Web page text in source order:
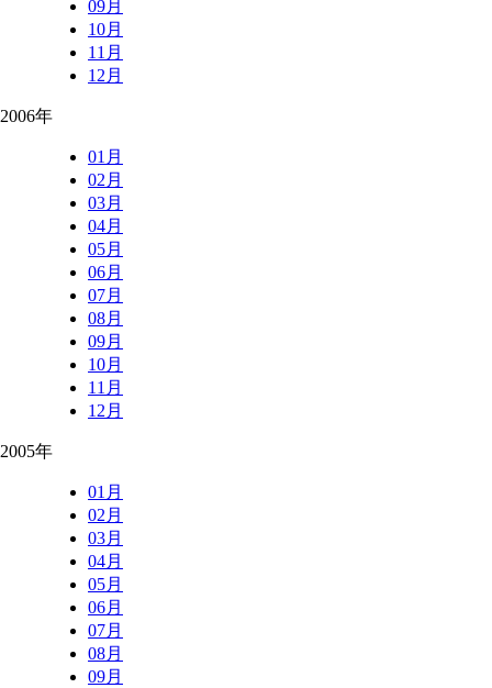
09月
10月
11月
12月
2006年
01月
02月
03月
04月
05月
06月
07月
08月
09月
10月
11月
12月
2005年
01月
02月
03月
04月
05月
06月
07月
08月
09月